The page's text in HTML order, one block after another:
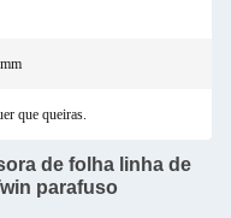
que queiras.
de folha linha de
parafuso